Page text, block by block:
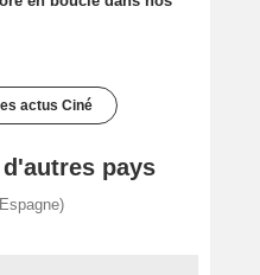
actus Ciné
pays